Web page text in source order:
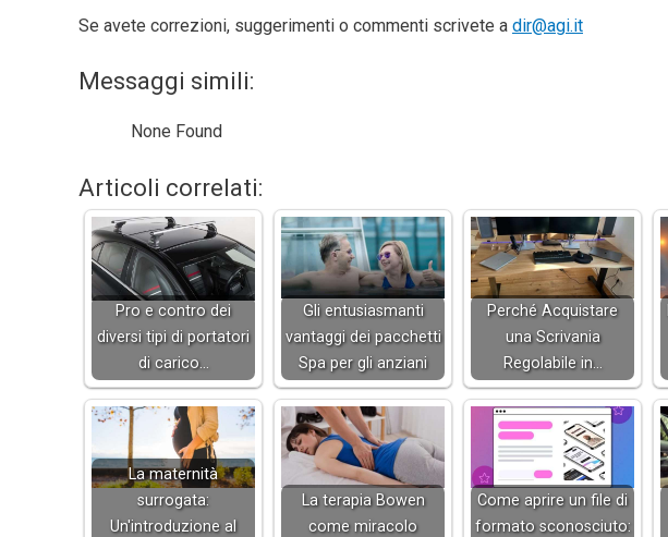
Se avete correzioni, suggerimenti o commenti scrivete a dir@agi.it
Messaggi simili:
None Found
Articoli correlati:
Pro e contro dei
diversi tipi di portatori
di carico…
Gli entusiasmanti
vantaggi dei pacchetti
Spa per gli anziani
Perché Acquistare
una Scrivania
Regolabile in…
La maternità
surrogata:
Un'introduzione al
La terapia Bowen
come miracolo
Come aprire un file di
formato sconosciuto: